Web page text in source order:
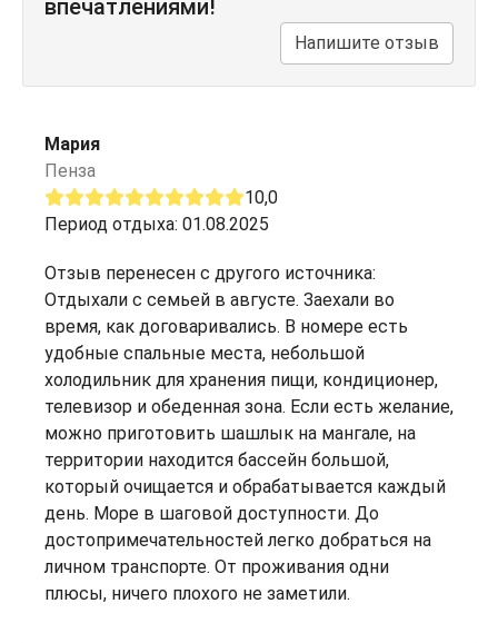
впечатлениями!
Напишите отзыв
Мария
Пенза
10,0
Период отдыха: 01.08.2025
Отзыв перенесен с другого источника:
Отдыхали с семьей в августе. Заехали во
время, как договаривались. В номере есть
удобные спальные места, небольшой
холодильник для хранения пищи, кондиционер,
телевизор и обеденная зона. Если есть желание,
можно приготовить шашлык на мангале, на
территории находится бассейн большой,
который очищается и обрабатывается каждый
день. Море в шаговой доступности. До
достопримечательностей легко добраться на
личном транспорте. От проживания одни
плюсы, ничего плохого не заметили.